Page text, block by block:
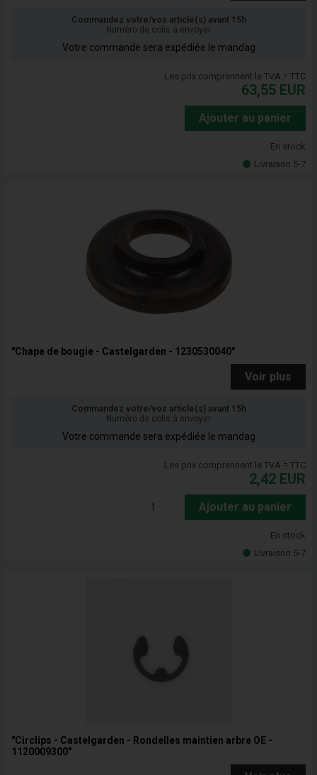
Commandez votre/vos article(s) avant 15h
Numéro de colis à envoyer
Votre commande sera expédiée le mandag
Les prix comprennent la TVA = TTC
63,55 EUR
Ajouter au panier
En stock
Livraison 5-7
"Chape de bougie - Castelgarden - 1230530040"
Voir plus
Commandez votre/vos article(s) avant 15h
Numéro de colis à envoyer
Votre commande sera expédiée le mandag
Les prix comprennent la TVA = TTC
2,42 EUR
Ajouter au panier
En stock
Livraison 5-7
"Circlips - Castelgarden - Rondelles maintien arbre OE -
1120009300"